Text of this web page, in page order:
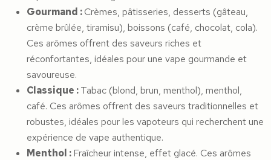
Gourmand :Crèmes, pâtisseries, desserts (gâteau,
crème brûlée, tiramisu), boissons (café, chocolat, cola).
Ces arômes offrent des saveurs riches et
réconfortantes, idéales pour une vape gourmande et
savoureuse.
Classique :Tabac (blond, brun, menthol), menthol,
café. Ces arômes offrent des saveurs traditionnelles et
robustes, idéales pour les vapoteurs qui recherchent une
expérience de vape authentique.
Menthol :Fraîcheur intense, effet glacé. Ces arômes